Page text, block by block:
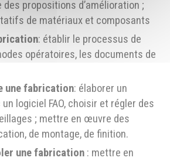
propositions d’amélioration ;
de matériaux et composants
: établir le processus de
opératoires, les documents de
une fabrication: élaborer un
logiciel FAO, choisir et régler des
; mettre en œuvre des
de montage, de finition.
une fabrication : mettre en